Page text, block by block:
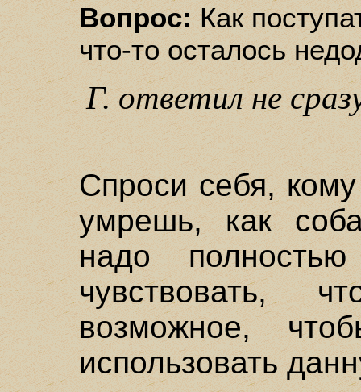
Вопрос:Как
что-то осталось
Г. ответил не
Спроси себя,
умрешь, как
надо
чувствовать,
возможное,
использовать